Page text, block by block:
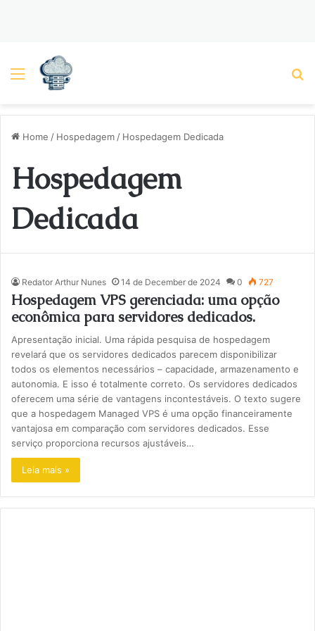
Menu
Home / Hospedagem / Hospedagem Dedicada
Hospedagem
Dedicada
Redator Arthur Nunes 14 de December de 2024 0 727
Hospedagem VPS gerenciada: uma opção
econômica para servidores dedicados.
Apresentação inicial. Uma rápida pesquisa de hospedagem
revelará que os servidores dedicados parecem disponibilizar
todos os elementos necessários – capacidade, armazenamento e
autonomia. E isso é totalmente correto. Os servidores dedicados
oferecem uma série de vantagens incontestáveis. O texto sugere
que a hospedagem Managed VPS é uma opção financeiramente
vantajosa em comparação com servidores dedicados. Esse
serviço proporciona recursos ajustáveis…
Leia mais »